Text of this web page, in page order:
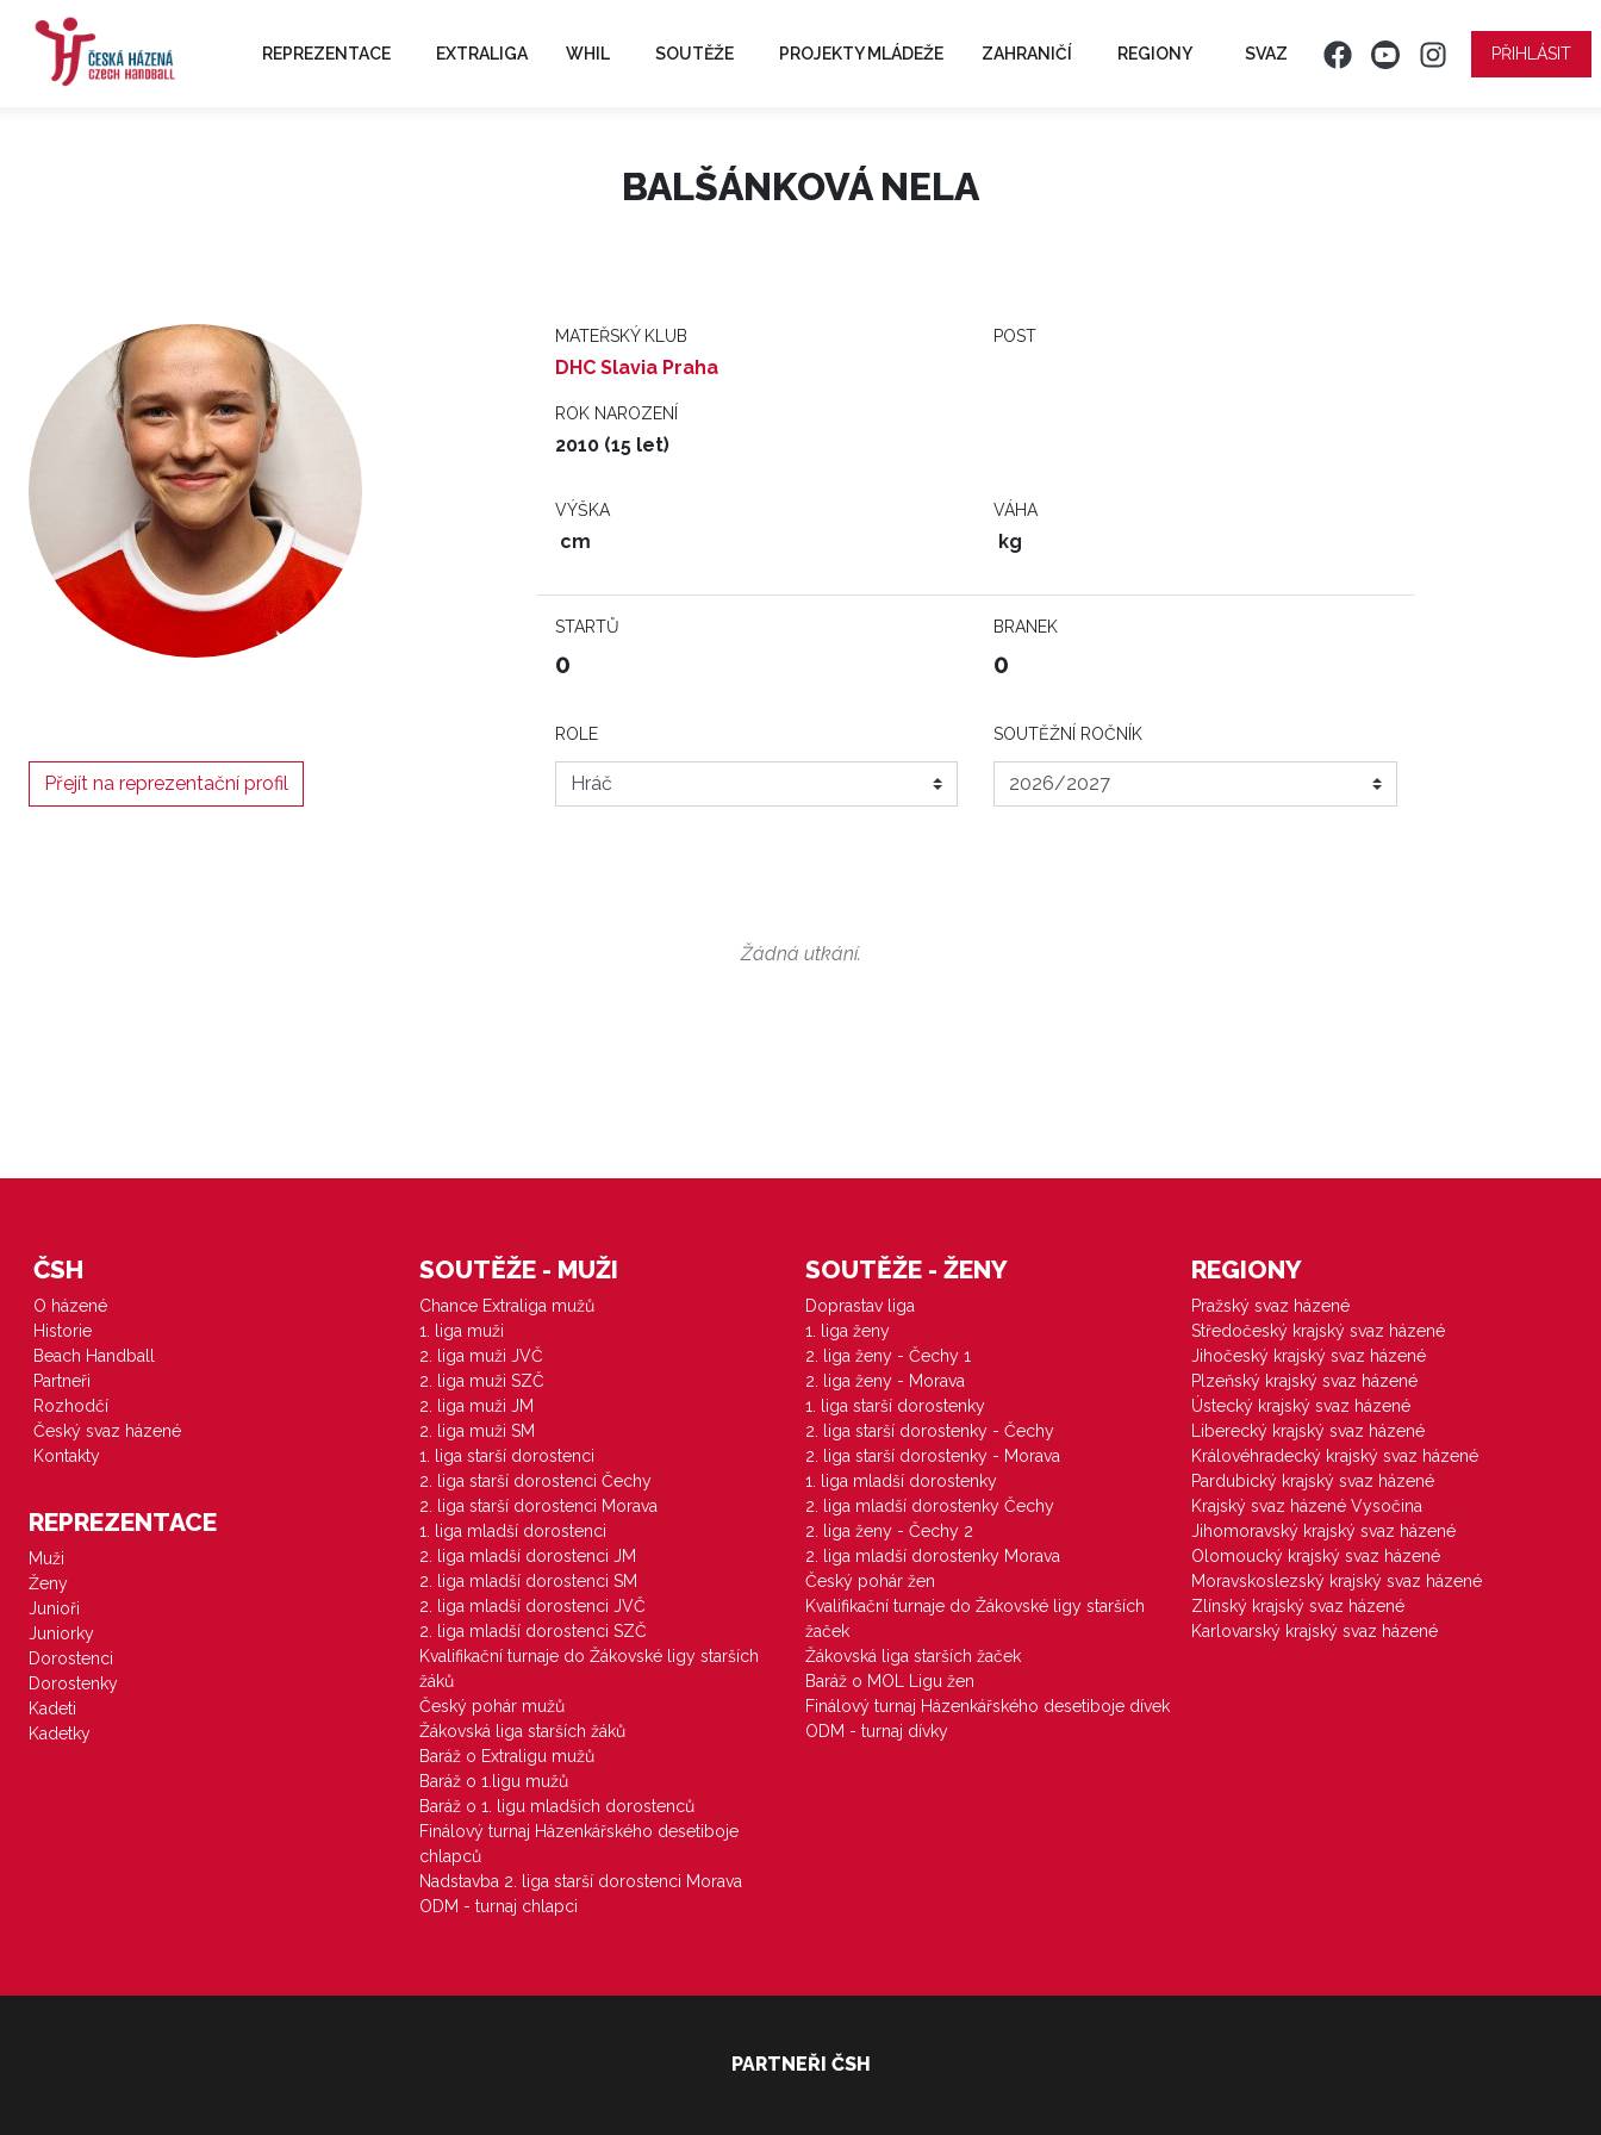
REPREZENTACE EXTRALIGA WHIL SOUTĚŽE PROJEKTY MLÁDEŽE ZAHRANIČÍ REGIONY SVAZ PŘIHLÁSIT
BALŠÁNKOVÁ NELA
MATEŘSKÝ KLUB
DHC Slavia Praha
POST
ROK NAROZENÍ
2010 (15 let)
VÝŠKA
cm
VÁHA
kg
STARTŮ
0
BRANEK
0
Přejít na reprezentační profil
ROLE SOUTĚŽNÍ ROČNÍK
Žádná utkání.
ČSH
O házené
Historie
Beach Handball
Partneři
Rozhodčí
Český svaz házené
Kontakty
REPREZENTACE
Muži
Ženy
Junioři
Juniorky
Dorostenci
Dorostenky
Kadeti
Kadetky
SOUTĚŽE - MUŽI
Chance Extraliga mužů
1. liga muži
2. liga muži JVČ
2. liga muži SZČ
2. liga muži JM
2. liga muži SM
1. liga starší dorostenci
2. liga starší dorostenci Čechy
2. liga starší dorostenci Morava
1. liga mladší dorostenci
2. liga mladší dorostenci JM
2. liga mladší dorostenci SM
2. liga mladší dorostenci JVČ
2. liga mladší dorostenci SZČ
Kvalifikační turnaje do Žákovské ligy starších
žáků
Český pohár mužů
Žákovská liga starších žáků
Baráž o Extraligu mužů
Baráž o 1.ligu mužů
Baráž o 1. ligu mladších dorostenců
Finálový turnaj Házenkářského desetiboje
chlapců
Nadstavba 2. liga starší dorostenci Morava
ODM - turnaj chlapci
SOUTĚŽE - ŽENY
Doprastav liga
1. liga ženy
2. liga ženy - Čechy 1
2. liga ženy - Morava
1. liga starší dorostenky
2. liga starší dorostenky - Čechy
2. liga starší dorostenky - Morava
1. liga mladší dorostenky
2. liga mladší dorostenky Čechy
2. liga ženy - Čechy 2
2. liga mladší dorostenky Morava
Český pohár žen
Kvalifikační turnaje do Žákovské ligy starších
žaček
Žákovská liga starších žaček
Baráž o MOL Ligu žen
Finálový turnaj Házenkářského desetiboje dívek
ODM - turnaj dívky
REGIONY
Pražský svaz házené
Středočeský krajský svaz házené
Jihočeský krajský svaz házené
Plzeňský krajský svaz házené
Ústecký krajský svaz házené
Liberecký krajský svaz házené
Královéhradecký krajský svaz házené
Pardubický krajský svaz házené
Krajský svaz házené Vysočina
Jihomoravský krajský svaz házené
Olomoucký krajský svaz házené
Moravskoslezský krajský svaz házené
Zlínský krajský svaz házené
Karlovarský krajský svaz házené
PARTNEŘI ČSH